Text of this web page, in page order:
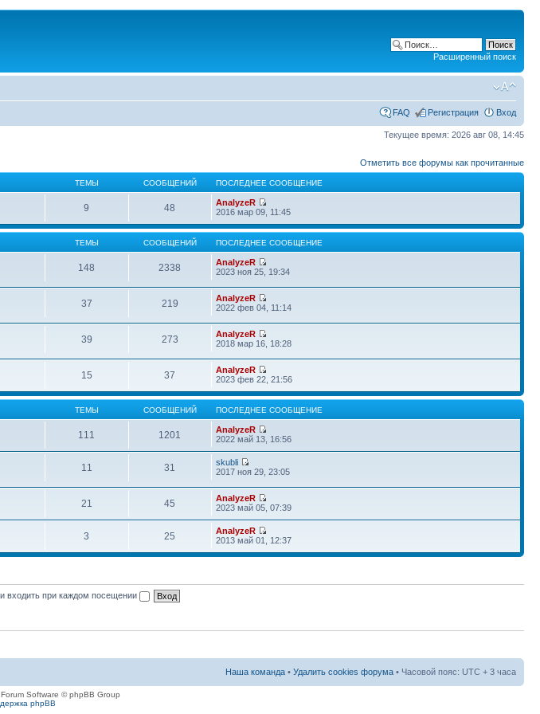
Расширенный поиск
FAQ Регистрация Вход
Текущее время: 2026 авг 08, 14:45
Отметить все форумы как прочитанные
ТЕМЫ СООБЩЕНИЙ ПОСЛЕДНЕЕ СООБЩЕНИЕ
9 48
AnalyzeR
2016 мар 09, 11:45
ТЕМЫ СООБЩЕНИЙ ПОСЛЕДНЕЕ СООБЩЕНИЕ
148 2338
AnalyzeR
2023 ноя 25, 19:34
37 219
AnalyzeR
2022 фев 04, 11:14
39 273
AnalyzeR
2018 мар 16, 18:28
15 37
AnalyzeR
2023 фев 22, 21:56
ТЕМЫ СООБЩЕНИЙ ПОСЛЕДНЕЕ СООБЩЕНИЕ
111 1201
AnalyzeR
2022 май 13, 16:56
11 31
skubli
2017 ноя 29, 23:05
21 45
AnalyzeR
2023 май 05, 07:39
3 25
AnalyzeR
2013 май 01, 12:37
входить при каждом посещении
Наша команда • Удалить cookies форума • Часовой пояс: UTC + 3 часа
Software © phpBB Group
phpBB